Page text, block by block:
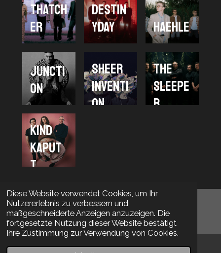
Diese Website verwendet Cookies, um Ihr
Nutzererlebnis zu verbessern und
maßgeschneiderte Anzeigen anzuzeigen. Die
fortgesetzte Nutzung dieser Website bestätigt
Ihre Zustimmung zur Verwendung von Cookies.
THATCH
ER
Destin
yday
HAEHLE
Juncti
on
Sheer
Inventi
on
The
Sleepe
r
Kind
Kaput
t
F
a
c
I
n
s
AGB |Datenschutz |Impressum